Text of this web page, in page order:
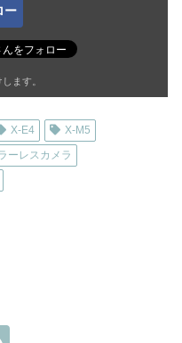
ー
ます。
X-E4
X-M5
ーレスカメラ